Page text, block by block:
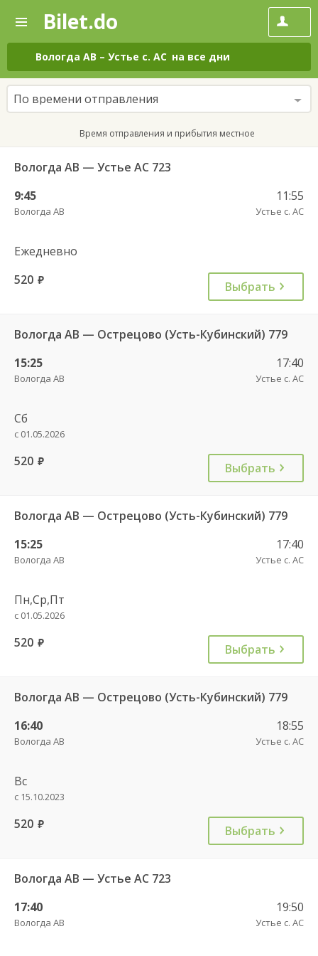
—
Поиск
и
покупка
билетов
на
автобус
онлайн
Bilet.do
Вологда АВ – Устье с. АС на все дни
По времени отправления
Время отправления и прибытия местное
Вологда АВ — Устье АС 723
9:45
Вологда АВ
11:55
Устье с. АС
Ежедневно
520 руб. Выбрать
Вологда АВ — Острецово (Усть-Кубинский) 779
15:25
Вологда АВ
17:40
Устье с. АС
Сб
с 01.05.2026
520 руб. Выбрать
Вологда АВ — Острецово (Усть-Кубинский) 779
15:25
Вологда АВ
17:40
Устье с. АС
Пн,Ср,Пт
с 01.05.2026
520 руб. Выбрать
Вологда АВ — Острецово (Усть-Кубинский) 779
16:40
Вологда АВ
18:55
Устье с. АС
Вс
с 15.10.2023
520 руб. Выбрать
Вологда АВ — Устье АС 723
17:40
Вологда АВ
19:50
Устье с. АС